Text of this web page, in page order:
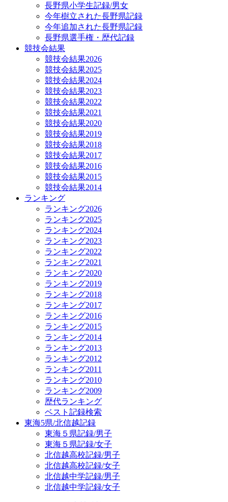
長野県小学生記録/男女
今年樹立された長野県記録
今年追加された長野県記録
長野県選手権・歴代記録
競技会結果
競技会結果2026
競技会結果2025
競技会結果2024
競技会結果2023
競技会結果2022
競技会結果2021
競技会結果2020
競技会結果2019
競技会結果2018
競技会結果2017
競技会結果2016
競技会結果2015
競技会結果2014
ランキング
ランキング2026
ランキング2025
ランキング2024
ランキング2023
ランキング2022
ランキング2021
ランキング2020
ランキング2019
ランキング2018
ランキング2017
ランキング2016
ランキング2015
ランキング2014
ランキング2013
ランキング2012
ランキング2011
ランキング2010
ランキング2009
歴代ランキング
ベスト記録検索
東海5県/北信越記録
東海５県記録/男子
東海５県記録/女子
北信越高校記録/男子
北信越高校記録/女子
北信越中学記録/男子
北信越中学記録/女子